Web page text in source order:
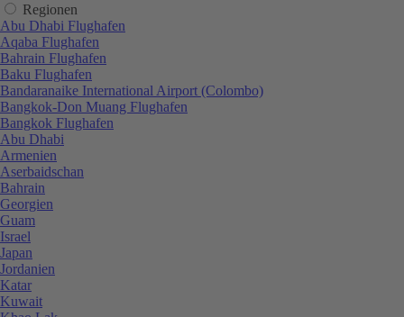
Regionen
Abu Dhabi Flughafen
Aqaba Flughafen
Bahrain Flughafen
Baku Flughafen
Bandaranaike International Airport (Colombo)
Bangkok-Don Muang Flughafen
Bangkok Flughafen
Abu Dhabi
Armenien
Aserbaidschan
Bahrain
Georgien
Guam
Israel
Japan
Jordanien
Katar
Kuwait